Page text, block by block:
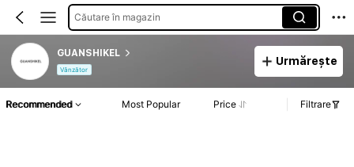
Căutare în magazin
GUANSHIKEL
Vânzător
Urmărește
Recommended Most Popular Price Filtrare